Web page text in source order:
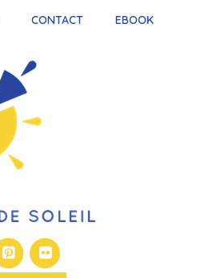
CONTACT EBOOK